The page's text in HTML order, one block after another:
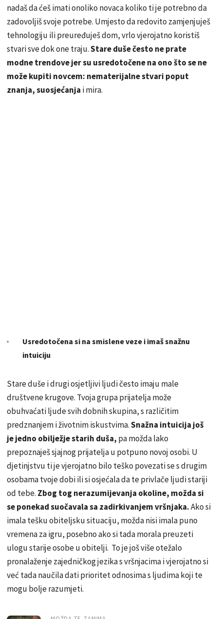
nadaš da ćeš imati onoliko novaca koliko ti je potrebno da
zadovoljiš svoje potrebe. Umjesto da redovito zamjenjuješ
tehnologiju ili preuređuješ dom, vrlo vjerojatno koristiš
stvari sve dok one traju.Stare duše često ne prate
modne trendove jer su usredotočene na ono što se ne
može kupiti novcem: nematerijalne stvari poput
znanja, suosjećanja i mira.
Usredotočena si na smislene veze i imaš snažnu
intuiciju
Stare duše i drugi osjetljivi ljudi često imaju male
društvene krugove. Tvoja grupa prijatelja može
obuhvaćati ljude svih dobnih skupina, s različitim
predznanjem i životnim iskustvima.Snažna intuicija još
je jedno obilježje starih duša, pa možda lako
prepoznaješ sjajnog prijatelja u potpuno novoj osobi. U
djetinjstvu ti je vjerojatno bilo teško povezati se s drugim
osobama tvoje dobi ili si osjećala da te privlače ljudi stariji
od tebe. Zbog tog nerazumijevanja okoline, možda si
se ponekad suočavala sa zadirkivanjem vršnjaka.Ako si
imala tešku obiteljsku situaciju, možda nisi imala puno
vremena za igru, posebno ako si tada morala preuzeti
ulogu starije osobe u obitelji. To je još više otežalo
pronalaženje zajedničkog jezika s vršnjacima i vjerojatno si
već tada naučila dati prioritet odnosima s ljudima koji te
mogu bolje razumjeti.